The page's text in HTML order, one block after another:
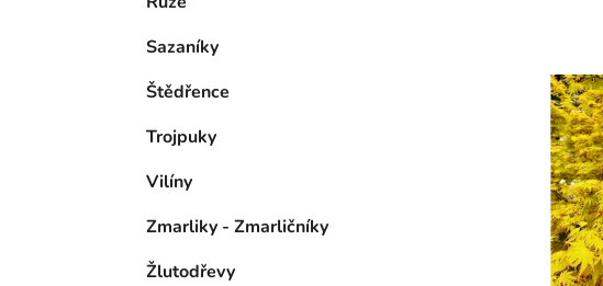
Sazaníky
Štědřence
Trojpuky
Vilíny
Zmarliky - Zmarličníky
Žlutodřevy